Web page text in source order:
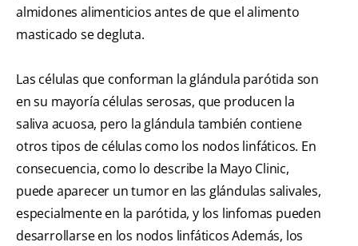
almidones alimenticios antes de que el alimento
masticado se degluta.
Las células que conforman la glándula parótida son
en su mayoría células serosas, que producen la
saliva acuosa, pero la glándula también contiene
otros tipos de células como los nodos linfáticos. En
consecuencia, como lo describe la Mayo Clinic,
puede aparecer un tumor en las glándulas salivales,
especialmente en la parótida, y los linfomas pueden
desarrollarse en los nodos linfáticos Además, los